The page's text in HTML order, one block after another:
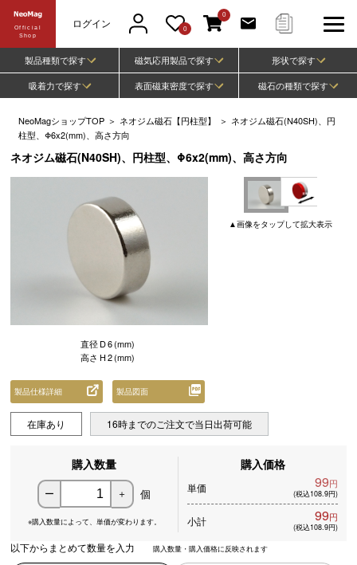
Official
Shop
ログイン 0
0
製品種類で探す 磁気応用製品で探す
形状で探す
吸着力で探す
表面磁束密度で探す 磁石の種類で探す
NeoMagショップTOP ＞ ネオジム磁石【円柱型】 ＞ ネオジム磁石(N40SH)、円
柱型、Φ6x2(mm)、高さ方向
ネオジム磁石(N40SH)、円柱型、Φ6x2(mm)、高さ方向
▲画像をタップして拡大表示
直径D6(mm)
高さ H2(mm)
製品仕様詳細 製品図面
在庫あり 16時までのご注文で当日出荷可能
購入数量
ー ＋ 個
※購入数量によって、 単価が変わります。
購入価格
単価 99円
(税込108.9円)
小計 99円
(税込108.9円)
以下からまとめて数量を入力 購入数量・購入価格に反映されます